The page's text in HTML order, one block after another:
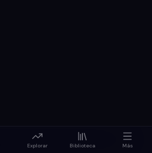
Explorar Biblioteca Más